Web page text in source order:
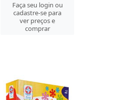
Faça seu login ou
cadastre-se para
ver preços e
comprar